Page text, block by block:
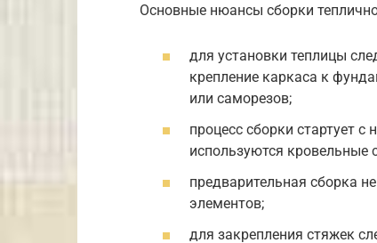
Основные нюансы сборки
для установки теплицы
крепление каркаса к
или саморезов;
процесс сборки стартует
используются кровельные
предварительная сборка
элементов;
для закрепления стяжек